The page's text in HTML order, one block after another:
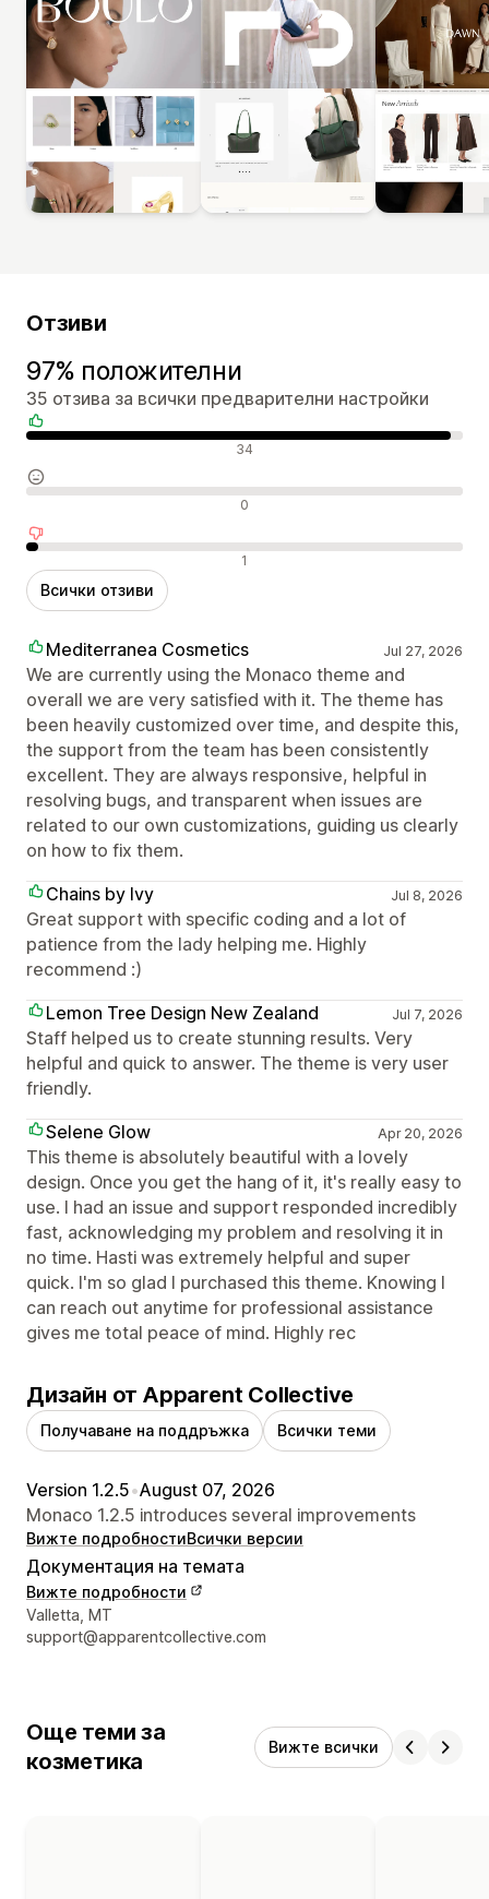
Отзиви
97% положителни
35 отзива за всички предварителни настройки
Положителни отзиви 34
Неутрални отзиви 0
Отрицателни отзиви 1
Всички отзиви
Mediterranea Cosmetics Jul 27, 2026
We are currently using the Monaco theme and
overall we are very satisfied with it. The theme has
been heavily customized over time, and despite this,
the support from the team has been consistently
excellent. They are always responsive, helpful in
resolving bugs, and transparent when issues are
related to our own customizations, guiding us clearly
on how to fix them.
Chains by Ivy
Jul 8, 2026
Great support with specific coding and a lot of
patience from the lady helping me. Highly
recommend :)
Lemon Tree Design New Zealand
Jul 7, 2026
Staff helped us to create stunning results. Very
helpful and quick to answer. The theme is very user
friendly.
Selene Glow
Apr 20, 2026
This theme is absolutely beautiful with a lovely
design. Once you get the hang of it, it's really easy to
use. I had an issue and support responded incredibly
fast, acknowledging my problem and resolving it in
no time. Hasti was extremely helpful and super
quick. I'm so glad I purchased this theme. Knowing I
can reach out anytime for professional assistance
gives me total peace of mind. Highly rec
Дизайн от Apparent Collective
Получаване на поддръжка Всички теми
Version 1.2.5•August 07, 2026
Monaco 1.2.5 introduces several improvements
Вижте подробностиВсички версии
Документация на темата
Вижте подробности
Данни за връзка с дизайнера
Valletta, MT
support@apparentcollective.com
Още теми за
козметика
Вижте всички